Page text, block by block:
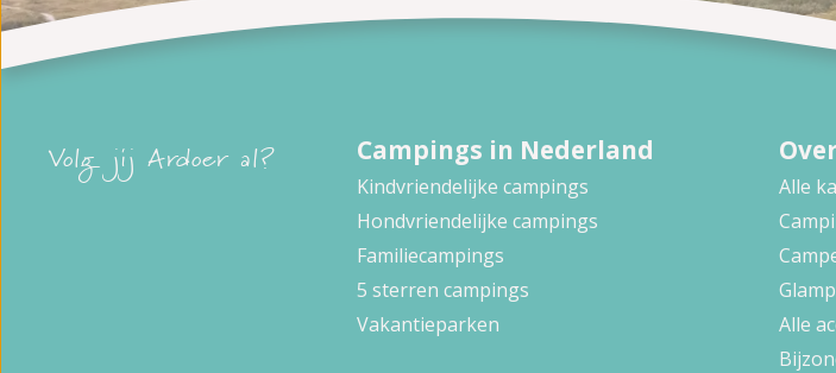
Volg jij Ardoer al? Campings in Nederland
Kindvriendelijke campings
Hondvriendelijke campings
Familiecampings
5 sterren campings
Vakantieparken
Alle
Alle